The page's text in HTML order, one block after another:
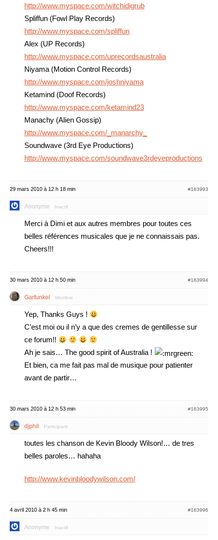
http://www.myspace.com/witchidigrub
Spliffun (Fowl Play Records)
http://www.myspace.com/spliffun
Alex (UP Records)
http://www.myspace.com/uprecordsaustralia
Niyama (Motion Control Records)
http://www.myspace.com/joshniyama
Ketamind (Doof Records)
http://www.myspace.com/ketamind23
Manachy (Alien Gossip)
http://www.myspace.com/_manarchy_
Soundwave (3rd Eye Productions)
http://www.myspace.com/soundwave3rdeyeproductions
29 mars 2010 à 12 h 18 min #163993
Anonyme Inactif
Merci à Dimi et aux autres membres pour toutes ces
belles références musicales que je ne connaissais pas.
Cheers!!!
30 mars 2010 à 12 h 50 min #163994
Garfunkel Membre
Yep, Thanks Guys !
C’est moi ou il n’y a que des cremes de gentillesse sur
ce forum!!
Ah je sais… The good spirit of Australia !
Et bien, ca me fait pas mal de musique pour patienter
avant de partir…
30 mars 2010 à 12 h 53 min #163995
djphil Participant
toutes les chanson de Kevin Bloody Wilson!… de tres
belles paroles… hahaha
http://www.kevinbloodywilson.com/
4 avril 2010 à 2 h 45 min #163996
Anonyme Inactif